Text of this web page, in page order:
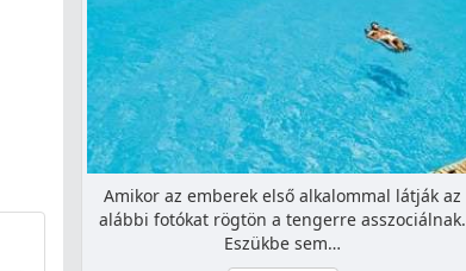
Amikor az emberek első alkalommal látják az
alábbi fotókat rögtön a tengerre asszociálnak.
Eszükbe sem…